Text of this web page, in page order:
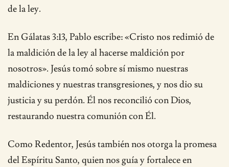
de la ley.
En Gálatas 3:13, Pablo escribe: «Cristo nos redimió de
la maldición de la ley al hacerse maldición por
nosotros». Jesús tomó sobre sí mismo nuestras
maldiciones y nuestras transgresiones, y nos dio su
justicia y su perdón. Él nos reconcilió con Dios,
restaurando nuestra comunión con Él.
Como Redentor, Jesús también nos otorga la promesa
del Espíritu Santo, quien nos guía y fortalece en